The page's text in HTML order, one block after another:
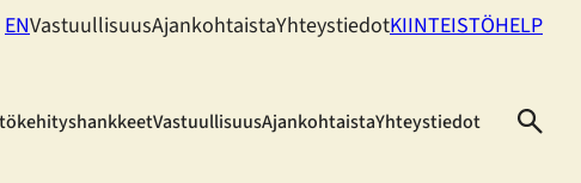
ENVastuullisuusAjankohtaistaYhteystiedotKIINTEISTÖHELP
VastuullisuusAjankohtaistaYhteystiedot